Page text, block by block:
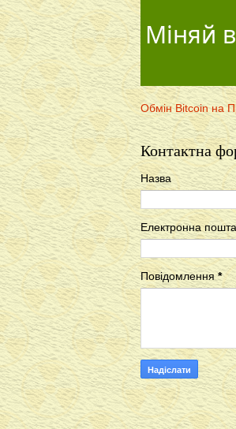
Міняй
Обмін Bitcoin на
Контактна
Назва
Електронна
Повідомлення*